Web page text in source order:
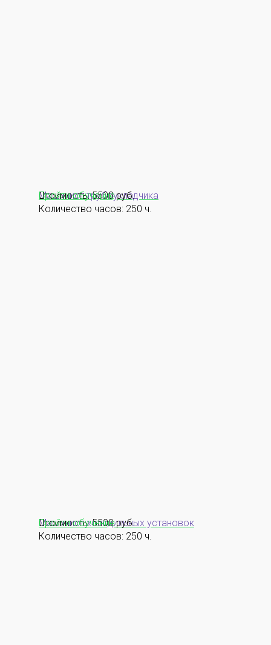
Машинист трубоукладчика
Стоимость: 5500 руб.
Количество часов: 250 ч.
Пройти обучение
Машинист холодильных установок
Стоимость: 5500 руб.
Количество часов: 250 ч.
Пройти обучение